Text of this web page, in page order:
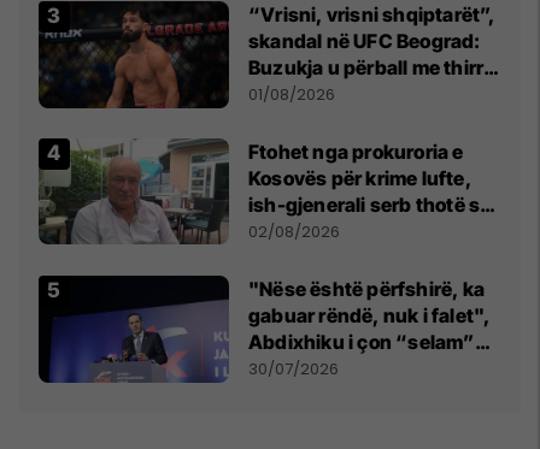
“Vrisni, vrisni shqiptarët”,
skandal në UFC Beograd:
Buzukja u përball me thirrje
anti-shqiptare nga
01/08/2026
Ftohet nga prokuroria e
Kosovës për krime lufte,
ish-gjenerali serb thotë se
dikush e tradhtoi në
02/08/2026
"Nëse është përfshirë, ka
gabuar rëndë, nuk i falet",
Abdixhiku i çon “selam”
Përparim Ramës
30/07/2026